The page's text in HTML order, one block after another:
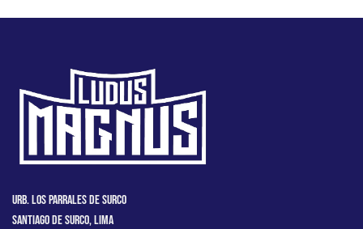
Urb. Los Parrales de Surco
Santiago de Surco, Lima